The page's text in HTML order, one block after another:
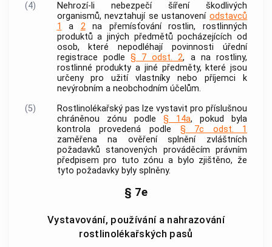
(4)
Nehrozí-li nebezpečí šíření škodlivých
organismů, nevztahují se ustanovení odstavců
1
a 2na přemísťovánírostlin,rostlinných
produktů a jiných předmětů pocházejících od
osob, které nepodléhají povinnosti úřední
registrace podle § 7 odst. 2, a na rostliny,
rostlinné produkty a jiné předměty, které jsou
určeny pro užití vlastníky nebo příjemci k
nevýrobním a neobchodním účelům.
(5)
Rostlinolékařský pas lze vystavit pro příslušnou
chráněnou zónu podle § 14a, pokud byla
kontrola provedená podle § 7c odst. 1
zaměřena na ověření splnění zvláštních
požadavků stanovených prováděcím právním
předpisem pro tuto zónu a bylo zjištěno, že
tyto požadavky byly splněny.
§ 7e
Vystavování, používání a nahrazování
rostlinolékařských pasů